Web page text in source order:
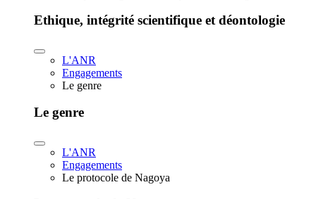
Ethique, intégrité scientifique et déontologie
L'ANR
Engagements
Le genre
Le genre
L'ANR
Engagements
Le protocole de Nagoya